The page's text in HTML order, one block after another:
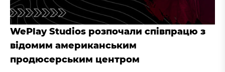
WePlay Studios розпочали співпрацю з
відомим американським
продюсерським центром